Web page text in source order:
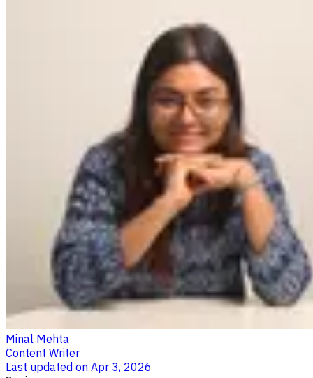
Minal Mehta
Content Writer
Last updated on Apr 3, 2026